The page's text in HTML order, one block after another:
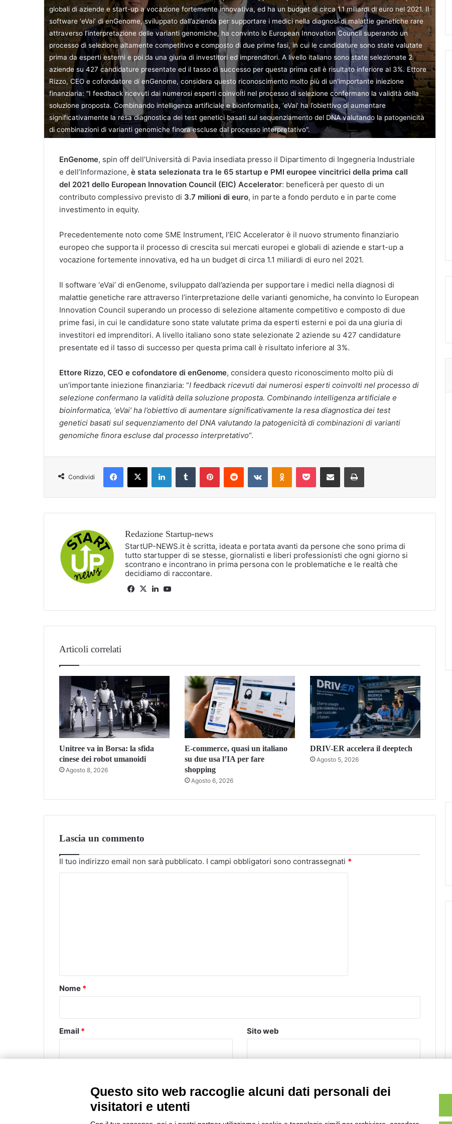
globali di aziende e start-up a vocazione fortemente innovativa, ed ha un budget di circa 1.1 miliardi di euro nel 2021. Il
software ‘eVai’ di enGenome, sviluppato dall’azienda per supportare i medici nella diagnosi di malattie genetiche rare
attraverso l’interpretazione delle varianti genomiche, ha convinto lo European Innovation Council superando un
processo di selezione altamente competitivo e composto di due prime fasi, in cui le candidature sono state valutate
prima da esperti esterni e poi da una giuria di investitori ed imprenditori. A livello italiano sono state selezionate 2
aziende su 427 candidature presentate ed il tasso di successo per questa prima call è risultato inferiore al 3%. Ettore
Rizzo, CEO e cofondatore di enGenome, considera questo riconoscimento molto più di un'importante iniezione
finanziaria: "I feedback ricevuti dai numerosi esperti coinvolti nel processo di selezione confermano la validità della
soluzione proposta. Combinando intelligenza artificiale e bioinformatica, ‘eVai’ ha l’obiettivo di aumentare
significativamente la resa diagnostica dei test genetici basati sul sequenziamento del DNA valutando la patogenicità
di combinazioni di varianti genomiche finora escluse dal processo interpretativo".
EnGenome, spin off dell’Università di Pavia insediata presso il Dipartimento di Ingegneria Industriale
e dell’Informazione, è stata selezionata tra le 65 startup e PMI europee vincitrici della prima call
del 2021 dello European Innovation Council (EIC) Accelerator: beneficerà per questo di un
contributo complessivo previsto di 3.7 milioni di euro, in parte a fondo perduto e in parte come
investimento in equity.
Precedentemente noto come SME Instrument, l’EIC Accelerator è il nuovo strumento finanziario
europeo che supporta il processo di crescita sui mercati europei e globali di aziende e start-up a
vocazione fortemente innovativa, ed ha un budget di circa 1.1 miliardi di euro nel 2021.
Il software ‘eVai’ di enGenome, sviluppato dall’azienda per supportare i medici nella diagnosi di
malattie genetiche rare attraverso l’interpretazione delle varianti genomiche, ha convinto lo European
Innovation Council superando un processo di selezione altamente competitivo e composto di due
prime fasi, in cui le candidature sono state valutate prima da esperti esterni e poi da una giuria di
investitori ed imprenditori. A livello italiano sono state selezionate 2 aziende su 427 candidature
presentate ed il tasso di successo per questa prima call è risultato inferiore al 3%.
Ettore Rizzo, CEO e cofondatore di enGenome, considera questo riconoscimento molto più di
un’importante iniezione finanziaria: “I feedback ricevuti dai numerosi esperti coinvolti nel processo di
selezione confermano la validità della soluzione proposta. Combinando intelligenza artificiale e
bioinformatica, ‘eVai’ ha l’obiettivo di aumentare significativamente la resa diagnostica dei test
genetici basati sul sequenziamento del DNA valutando la patogenicità di combinazioni di varianti
genomiche finora escluse dal processo interpretativo“.
Condividi
Facebook
X LinkedInTumblrPinterestRedditVKontakteOdnoklassniki
PocketCondividi via Email Stampa
Redazione Startup-news
StartUP-NEWS.it è scritta, ideata e portata avanti da persone che sono prima di
tutto startupper di se stesse, giornalisti e liberi professionisti che ogni giorno si
scontrano e incontrano in prima persona con le problematiche e le realtà che
decidiamo di raccontare.
Facebook
X LinkedIn
Articoli correlati
Unitree va in Borsa: la sfida
cinese dei robot umanoidi
Agosto 8, 2026
E-commerce, quasi un italiano
su due usa l’IA per fare
shopping
Agosto 6, 2026
DRIV-ER accelera il deeptech
Agosto 5, 2026
Lascia un commento
Il tuo indirizzo email non sarà pubblicato. I campi obbligatori sono contrassegnati *
o
Nome *
Email * Sito web
Questo sito utilizza Akismet per ridurre lo spam.
Questo sito web raccoglie alcuni dati personali dei
visitatori e utenti